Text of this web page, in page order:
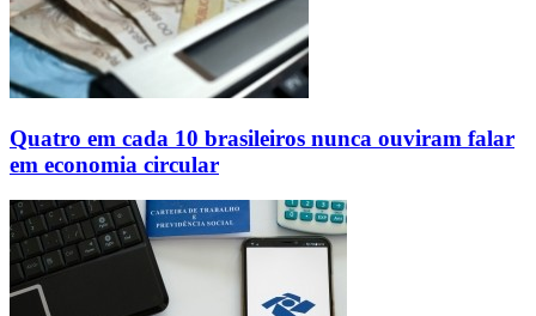
Quatro em cada 10 brasileiros nunca ouviram falar
em economia circular